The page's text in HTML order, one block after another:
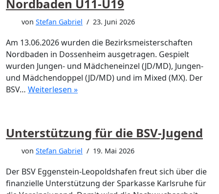
Nordbaden U11-U19
von Stefan Gabriel 23. Juni 2026
Am 13.06.2026 wurden die Bezirksmeisterschaften
Nordbaden in Dossenheim ausgetragen. Gespielt
wurden Jungen- und Mädcheneinzel (JD/MD), Jungen-
und Mädchendoppel (JD/MD) und im Mixed (MX). Der
BSV… Weiterlesen »
Unterstützung für die BSV-Jugend
von Stefan Gabriel 19. Mai 2026
Der BSV Eggenstein-Leopoldshafen freut sich über die
finanzielle Unterstützung der Sparkasse Karlsruhe für